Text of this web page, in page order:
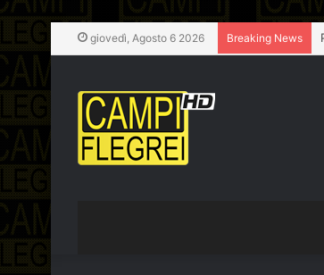
giovedì, Agosto 6 2026 Breaking News